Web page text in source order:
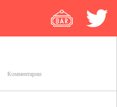
Комментарии